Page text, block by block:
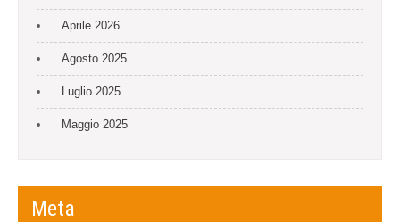
Aprile 2026
Agosto 2025
Luglio 2025
Maggio 2025
Meta